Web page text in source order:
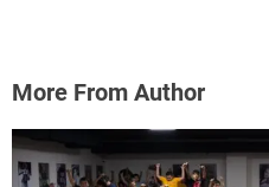
More From Author